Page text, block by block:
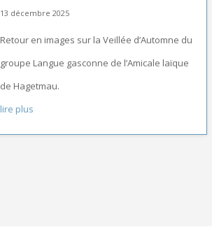
13 décembre 2025
Retour en images sur la Veillée d’Automne du
groupe Langue gasconne de l’Amicale laïque
de Hagetmau.
lire plus